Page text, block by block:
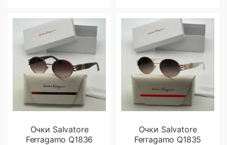
Очки Salvatore
Ferragamo Q1836
Очки Salvatore
Ferragamo Q1835